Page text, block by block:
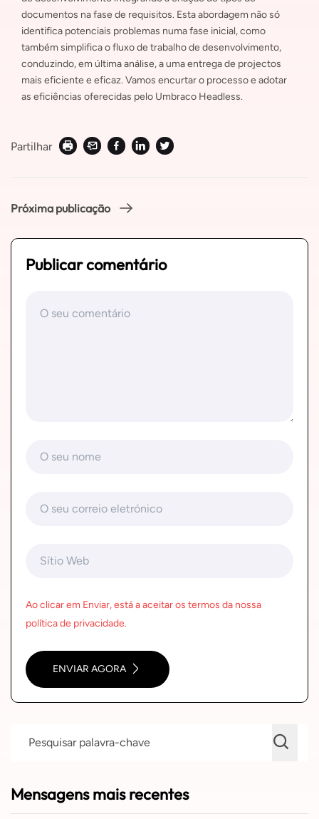
documentos na fase de requisitos. Esta abordagem não só
identifica potenciais problemas numa fase inicial, como
também simplifica o fluxo de trabalho de desenvolvimento,
conduzindo, em última análise, a uma entrega de projectos
mais eficiente e eficaz. Vamos encurtar o processo e adotar
as eficiências oferecidas pelo Umbraco Headless.
Partilhar
Próxima publicação
Publicar comentário
Ao clicar em Enviar, está a aceitar os termos da nossa
política de privacidade.
ENVIAR AGORA
Mensagens mais recentes